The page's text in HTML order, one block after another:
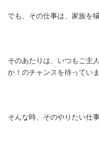
でも、その仕事は、家族を
そのあたりは、いつもご主
か！のチャンスを待っていま
そんな時、そのやりたい仕